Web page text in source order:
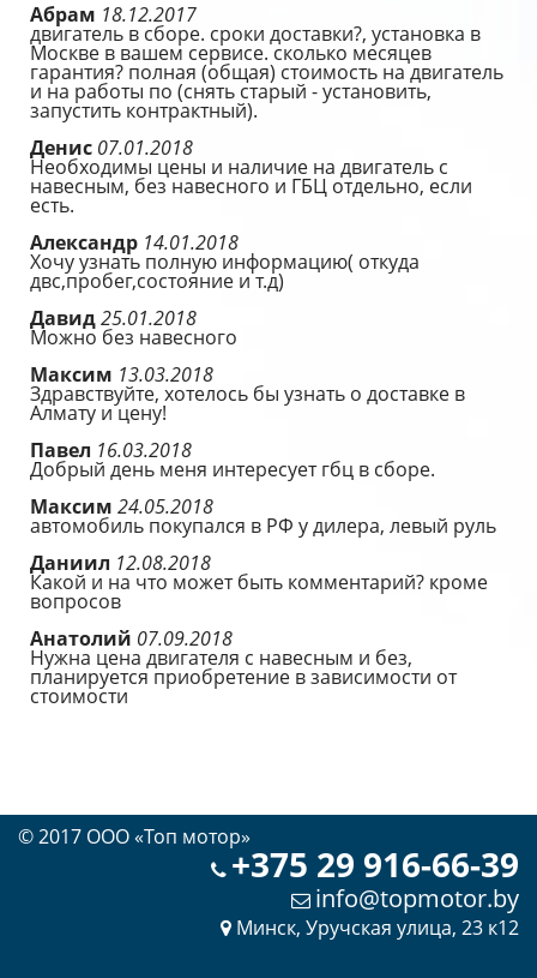
Абрам 18.12.2017
двигатель в сборе. сроки доставки?, установка в
Москве в вашем сервисе. сколько месяцев
гарантия? полная (общая) стоимость на двигатель
и на работы по (снять старый - установить,
запустить контрактный).
Денис 07.01.2018
Необходимы цены и наличие на двигатель с
навесным, без навесного и ГБЦ отдельно, если
есть.
Александр 14.01.2018
Хочу узнать полную информацию( откуда
двс,пробег,состояние и т.д)
Давид25.01.2018
Можно без навесного
Максим 13.03.2018
Здравствуйте, хотелось бы узнать о доставке в
Алмату и цену!
Павел 16.03.2018
Добрый день меня интересует гбц в сборе.
Максим 24.05.2018
автомобиль покупался в РФ у дилера, левый руль
Даниил 12.08.2018
Какой и на что может быть комментарий? кроме
вопросов
Анатолий 07.09.2018
Нужна цена двигателя с навесным и без,
планируется приобретение в зависимости от
стоимости
© 2017 OOO «Топ мотор»
+375 29 916-66-39
info@topmotor.by
Минск, Уручская улица, 23 к12